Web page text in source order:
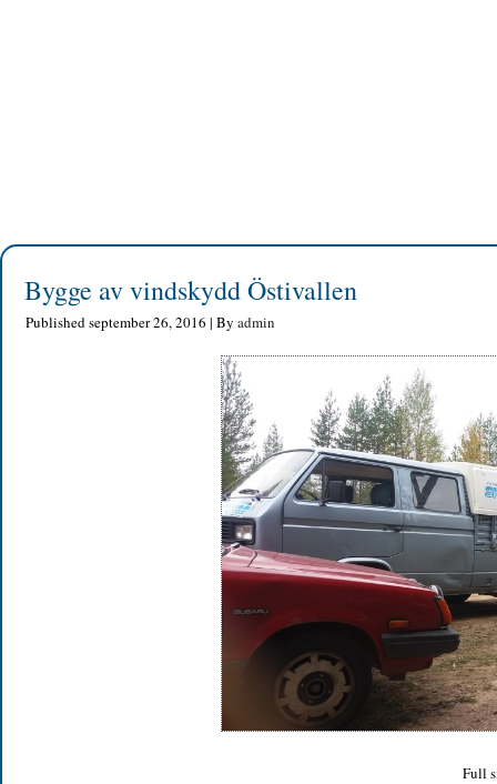
Bygge av vindskydd Östivallen
Publishedseptember 26, 2016 | By admin
Full